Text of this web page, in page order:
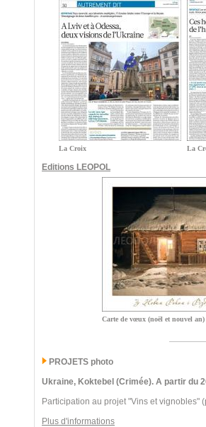
La Croix La
Editions LEOPOL
Carte de vœux (noël et nouvel an)
PROJETS photo
Ukraine, Koktebel (Crimée). A partir du
Participation au projet "Vins et vignobles"
Plus d'informations